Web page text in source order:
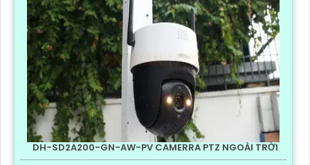
DH-SD2A200-GN-AW-PV CAMERRA PTZ NGOÀI TRỜI